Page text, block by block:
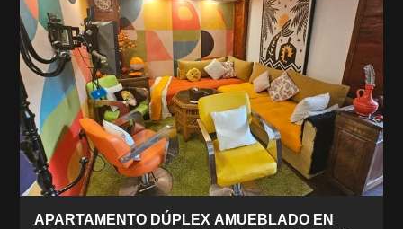
APARTAMENTO DÚPLEX AMUEBLADO EN